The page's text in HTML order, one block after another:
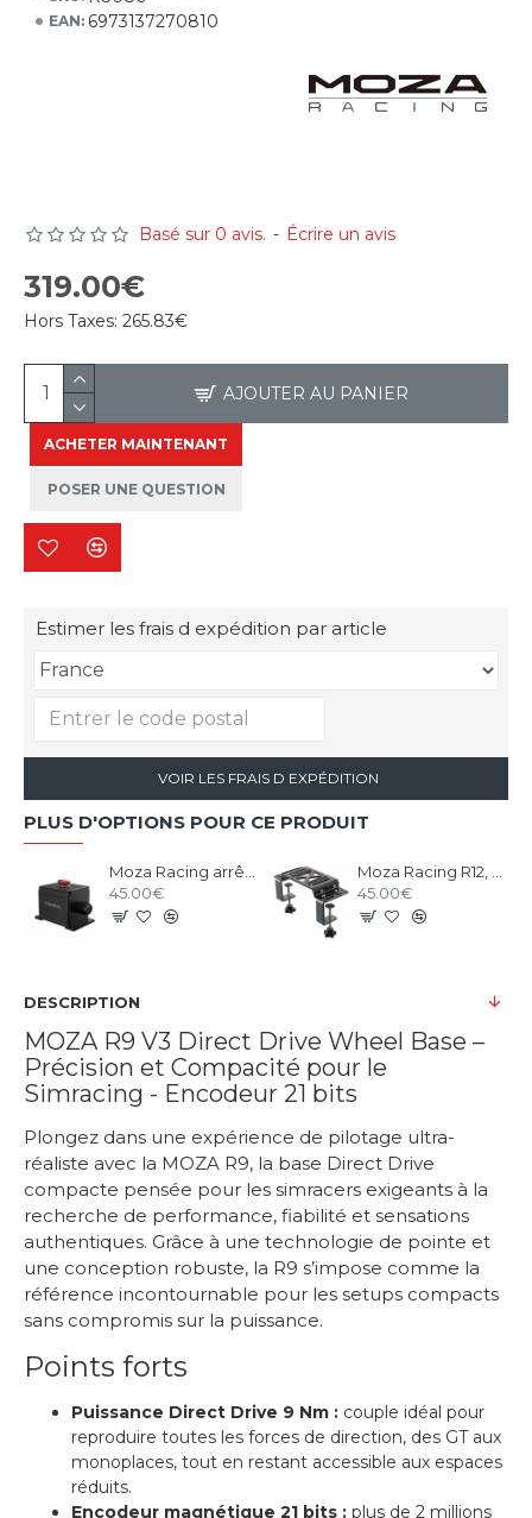
EAN: 6973137270810
Basé sur 0 avis. - Écrire un avis
319.00€
Hors Taxes: 265.83€
AJOUTER AU PANIER
ACHETER MAINTENANT
POSER UNE QUESTION
Estimer les frais d expédition par article
VOIR LES FRAIS D EXPÉDITION
PLUS D'OPTIONS POUR CE PRODUIT
45.00€
45.00€
DESCRIPTION
MOZA R9 V3 Direct Drive Wheel Base –
Précision et Compacité pour le
Simracing - Encodeur 21 bits
Plongez dans une expérience de pilotage ultra-
réaliste avec la MOZA R9, la base Direct Drive
compacte pensée pour les simracers exigeants à la
recherche de performance, fiabilité et sensations
authentiques. Grâce à une technologie de pointe et
une conception robuste, la R9 s’impose comme la
référence incontournable pour les setups compacts
sans compromis sur la puissance.
Points forts
Puissance Direct Drive 9 Nm : couple idéal pour
reproduire toutes les forces de direction, des GT aux
monoplaces, tout en restant accessible aux espaces
réduits.
Encodeur magnétique 21 bits : plus de 2 millions